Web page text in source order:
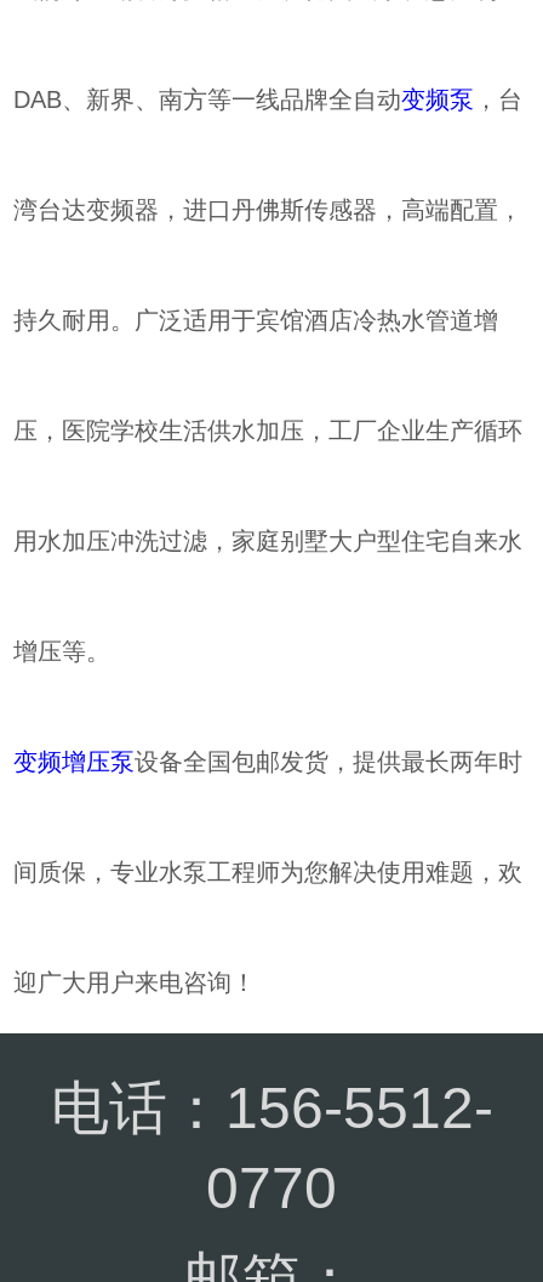
DAB、新界、南方等一线品牌全自动变频泵 ，台
湾台达变频器，进口丹佛斯传感器，高端配置，
持久耐用。广泛适用于宾馆酒店冷热水管道增
压，医院学校生活供水加压，工厂企业生产循环
用水加压冲洗过滤，家庭别墅大户型住宅自来水
增压等。
变频增压泵设备全国包邮发货，提供最长两年时
间质保，专业水泵工程师为您解决使用难题，欢
迎广大用户来电咨询！
电话：156-5512-
0770